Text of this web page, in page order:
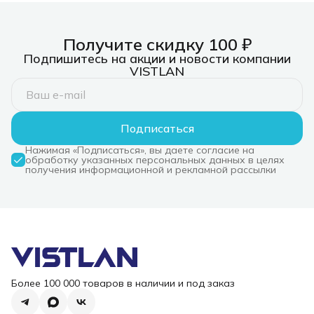
Получите скидку 100 ₽
Подпишитесь на акции и новости компании
VISTLAN
Подписаться
Нажимая «Подписаться», вы даете согласие на
обработку указанных персональных данных в целях
получения информационной и рекламной рассылки
Более 100 000 товаров в наличии и под заказ